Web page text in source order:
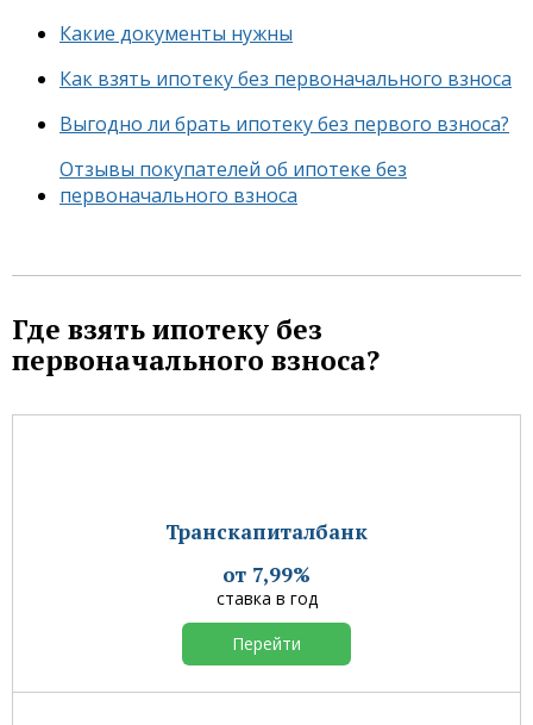
Какие документы нужны
Как взять ипотеку без первоначального взноса
Выгодно ли брать ипотеку без первого взноса?
Отзывы покупателей об ипотеке без
первоначального взноса
Где взять ипотеку без
первоначального взноса?
Транскапиталбанк
от 7,99%
ставка в год
Перейти